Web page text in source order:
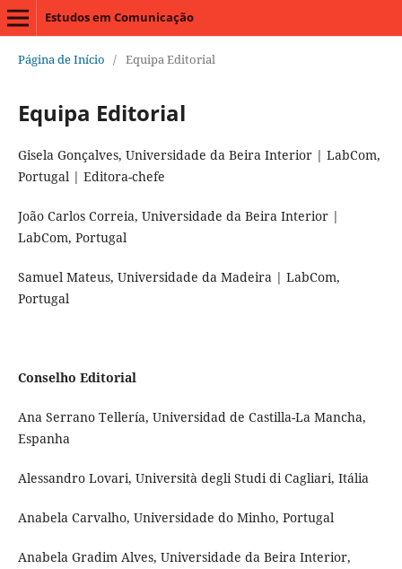
Estudos em Comunicação
Página de Início / Equipa Editorial
Equipa Editorial
Gisela Gonçalves, Universidade da Beira Interior | LabCom,
Portugal | Editora-chefe
João Carlos Correia, Universidade da Beira Interior |
LabCom, Portugal
Samuel Mateus, Universidade da Madeira | LabCom,
Portugal
Conselho Editorial
Ana Serrano Tellería, Universidad de Castilla-La Mancha,
Espanha
Alessandro Lovari, Università degli Studi di Cagliari, Itália
Anabela Carvalho, Universidade do Minho, Portugal
Anabela Gradim Alves, Universidade da Beira Interior,